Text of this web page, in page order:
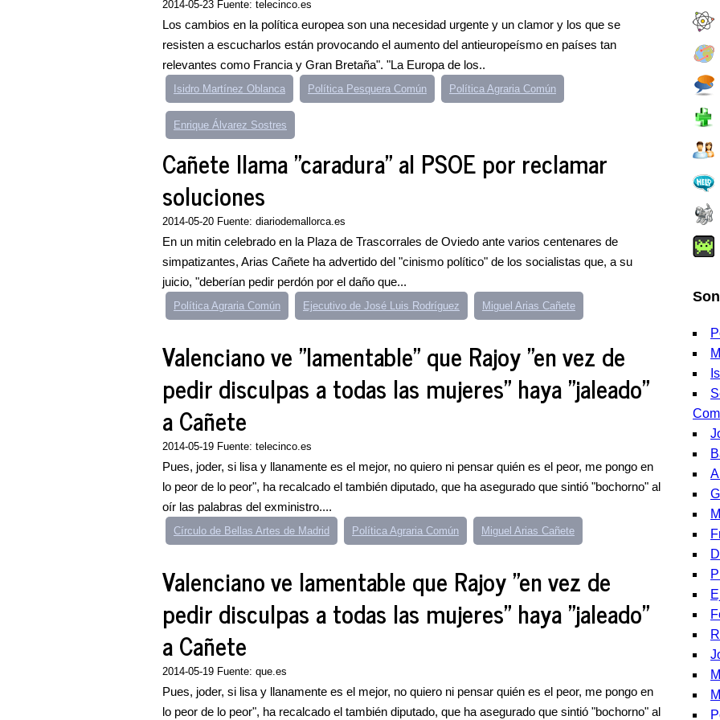
2014-05-23 Fuente: telecinco.es
Los cambios en la política europea son una necesidad urgente y un clamor y los que se
resisten a escucharlos están provocando el aumento del antieuropeísmo en países tan
relevantes como Francia y Gran Bretaña". "La Europa de los..
Isidro Martínez Oblanca Política Pesquera Común Política Agraria Común
Enrique Álvarez Sostres
Cañete llama "caradura" al PSOE por reclamar
soluciones
2014-05-20 Fuente: diariodemallorca.es
En un mitin celebrado en la Plaza de Trascorrales de Oviedo ante varios centenares de
simpatizantes, Arias Cañete ha advertido del "cinismo político" de los socialistas que, a su
juicio, "deberían pedir perdón por el daño que...
Política Agraria Común Ejecutivo de José Luis Rodríguez Miguel Arias Cañete
Valenciano ve "lamentable" que Rajoy "en vez de
pedir disculpas a todas las mujeres" haya "jaleado"
a Cañete
2014-05-19 Fuente: telecinco.es
Pues, joder, si lisa y llanamente es el mejor, no quiero ni pensar quién es el peor, me pongo en
lo peor de lo peor", ha recalcado el también diputado, que ha asegurado que sintió "bochorno" al
oír las palabras del exministro....
Círculo de Bellas Artes de Madrid Política Agraria Común Miguel Arias Cañete
Valenciano ve lamentable que Rajoy "en vez de
pedir disculpas a todas las mujeres" haya "jaleado"
a Cañete
2014-05-19 Fuente: que.es
Pues, joder, si lisa y llanamente es el mejor, no quiero ni pensar quién es el peor, me pongo en
lo peor de lo peor", ha recalcado el también diputado, que ha asegurado que sintió "bochorno" al